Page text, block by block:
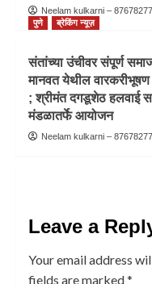
Neelam kulkarni –
पुणे
ब्रेकिंग न्यूज़
संतांच्या उंचीवर संपूर्ण
मानवत येथील
; श्रीमंत दगडूशेठ हलवाई
मंडळातर्फे आयोजन
Neelam kulkarni –
Leave a
Your email address
fields are marked*